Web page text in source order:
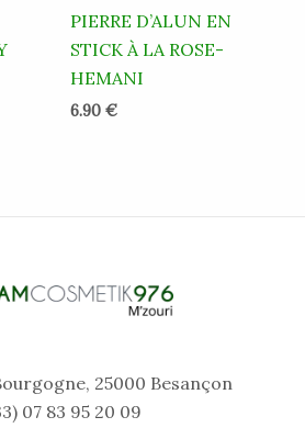
PIERRE D’ALUN EN
STICK À LA ROSE-
HEMANI
6.90 €
25000 Besançon
07 83 95 20 09